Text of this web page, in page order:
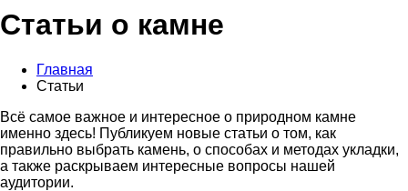
Статьи о камне
Главная
Статьи
Всё самое важное и интересное о природном камне
именно здесь! Публикуем новые статьи о том, как
правильно выбрать камень, о способах и методах укладки,
а также раскрываем интересные вопросы нашей
аудитории.